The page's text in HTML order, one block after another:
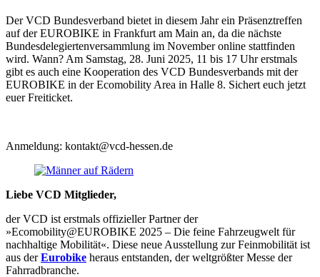
Der VCD Bundesverband bietet in diesem Jahr ein Präsenztreffen
auf der EUROBIKE in Frankfurt am Main an, da die nächste
Bundesdelegiertenversammlung im November online stattfinden
wird. Wann? Am Samstag, 28. Juni 2025, 11 bis 17 Uhr erstmals
gibt es auch eine Kooperation des VCD Bundesverbands mit der
EUROBIKE in der Ecomobility Area in Halle 8. Sichert euch jetzt
euer Freiticket.
Anmeldung: kontakt@vcd-hessen.de
Liebe VCD Mitglieder,
der VCD ist erstmals offizieller Partner der
»Ecomobility@EUROBIKE 2025 – Die feine Fahrzeugwelt für
nachhaltige Mobilität«. Diese neue Ausstellung zur Feinmobilität ist
aus derEurobike heraus entstanden, der weltgrößter Messe der
Fahrradbranche.